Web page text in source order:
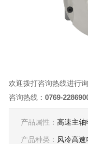
欢迎拨打咨询热线进行
咨询热线： 0769-
产品属性：高速主轴
产品种类： 风冷高速